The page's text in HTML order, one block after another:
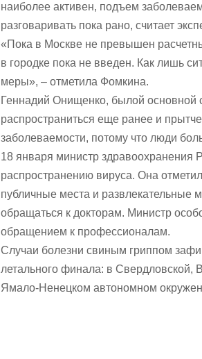
любовь
Заговоры на возвращение
любви
Семейная магия
Цыганская любовная
магия. Талисманы.
Амулеты
Любовные ритуалы и
заговоры чёрной магии
Заговоры на месть
сопернице
Сексуальная магия
Любовная магия по
Северным традициям
Статьи о женской магии
Статьи о магии
Демонология
Ритуалы и заговоры черной
магии
Любовные ритуалы,
заговоры, привороты
чёрной магии
Первые шаги в колдовстве
Колдовская пирамида
Заговоры
Снять порчу
наиболее активен, подъем
разговаривать пока рано, считает
«Пока в Москве не превышен
в городке пока не введен. Как лишь
меры», – отметила Фомкина.
Геннадий Онищенко, былой основной
распространиться еще ранее и
заболеваемости, потому что люди
18 января министр здравоохранения
распространению вируса. Она
публичные места и развлекательные
обращаться к докторам. Министр
обращением к профессионалам.
Случаи болезни свиным гриппом
летального финала: в Свердловской,
Ямало-Ненецком автономном